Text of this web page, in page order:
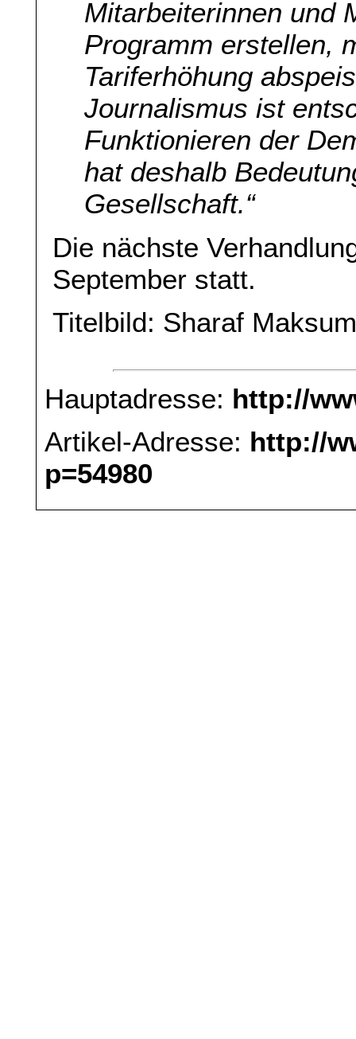
Mitarbeiterinnen und
Programm erstellen,
Tariferhöhung
Journalismus ist
Funktionieren der
hat deshalb
Gesellschaft.“
Die nächste
September statt.
Titelbild: Sharaf
Hauptadresse: http://
Artikel-Adresse: http://
p=54980